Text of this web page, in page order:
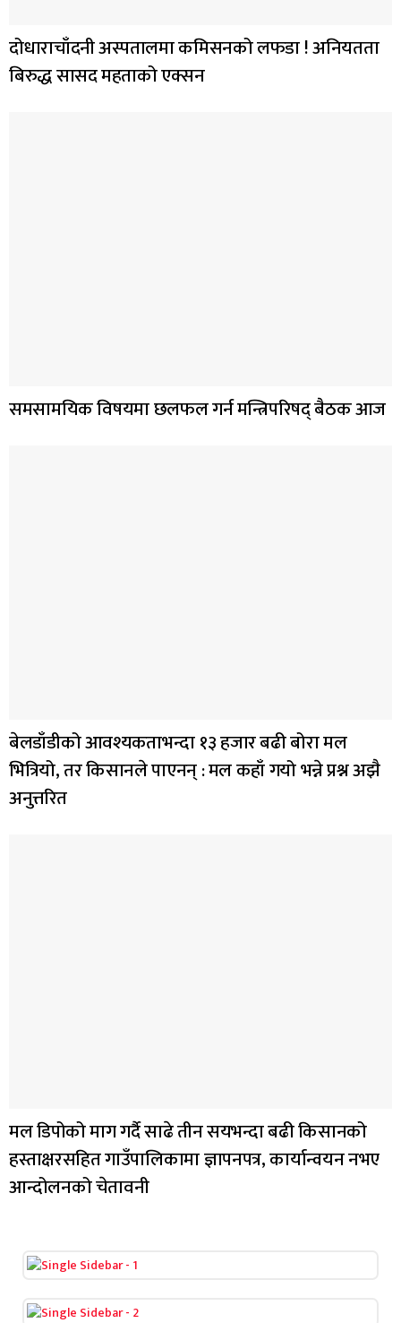
दोधाराचाँदनी अस्पतालमा कमिसनको लफडा ! अनियतता
बिरुद्ध सासद महताको एक्सन
समसामयिक विषयमा छलफल गर्न मन्त्रिपरिषद् बैठक आज
बेलडाँडीको आवश्यकताभन्दा १३ हजार बढी बोरा मल
भित्रियो, तर किसानले पाएनन् : मल कहाँ गयो भन्ने प्रश्न अझै
अनुत्तरित
मल डिपोको माग गर्दै साढे तीन सयभन्दा बढी किसानको
हस्ताक्षरसहित गाउँपालिकामा ज्ञापनपत्र, कार्यान्वयन नभए
आन्दोलनको चेतावनी